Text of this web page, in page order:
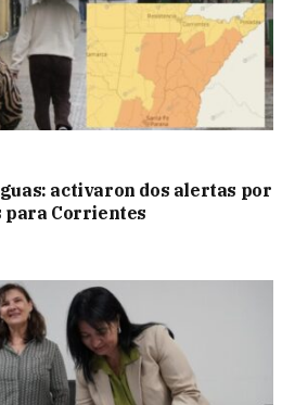
activaron dos alertas por
Corrientes